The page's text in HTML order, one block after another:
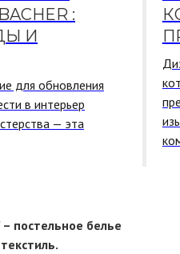
:
И
для обновления
в интерьер
— эта
постельное белье